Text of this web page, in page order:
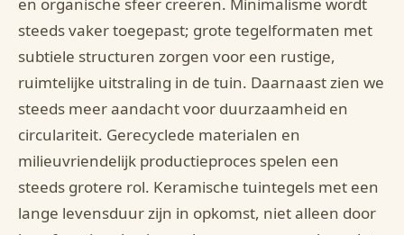
steeds vaker toegepast; grote tegelformaten met
subtiele structuren zorgen voor een rustige,
ruimtelijke uitstraling in de tuin. Daarnaast zien we
steeds meer aandacht voor duurzaamheid en
circulariteit. Gerecyclede materialen en
milieuvriendelijk productieproces spelen een
steeds grotere rol. Keramische tuintegels met een
lange levensduur zijn in opkomst, niet alleen door